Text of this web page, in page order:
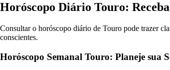
Horóscopo Diário Touro:
Consultar o horóscopo diário de Touro pode trazer
conscientes.
Horóscopo Semanal Touro: Planeje sua